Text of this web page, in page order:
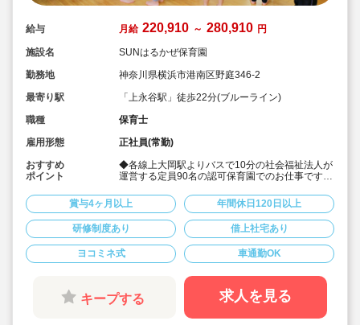
給与 月給 220,910 ～ 280,910 円
施設名
SUNはるかぜ保育園
勤務地
神奈川県横浜市港南区野庭346-2
最寄り駅
「上永谷駅」徒歩22分(ブルーライン)
職種
保育士
雇用形態
正社員(常勤)
おすすめ
ポイント
◆各線上大岡駅よりバスで10分の社会福祉法人が
運営する定員90名の認可保育園でのお仕事です！
場の空きがあれば可能です！
◆賞与は年2回支給（実績4.0ヶ月）☆
◆年間休日120日以上、育休制度なども整ってい
て、プライベートとのバランスも取りやすい♪
◆明るくあたたかい雰囲気の職場です！
賞与4ヶ月以上 年間休日120日以上
研修制度あり 借上社宅あり
ヨコミネ式 車通勤OK
キープする 求人を見る